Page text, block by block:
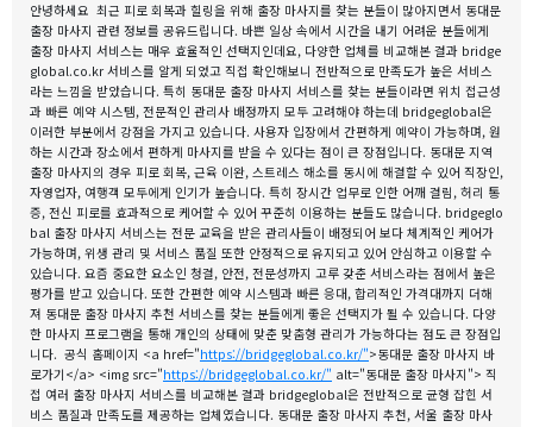
안녕하세요 최근 피로 회복과 힐링을 위해 출장 마사지를 찾는 분들이 많아지면서 동대문
출장 마사지 관련 정보를 공유드립니다. 바쁜 일상 속에서 시간을 내기 어려운 분들에게
출장 마사지 서비스는 매우 효율적인 선택지인데요, 다양한 업체를 비교해본 결과 bridge
global.co.kr 서비스를 알게 되었고 직접 확인해보니 전반적으로 만족도가 높은 서비스
라는 느낌을 받았습니다. 특히 동대문 출장 마사지 서비스를 찾는 분들이라면 위치 접근성
과 빠른 예약 시스템, 전문적인 관리사 배정까지 모두 고려해야 하는데 bridgeglobal은
이러한 부분에서 강점을 가지고 있습니다. 사용자 입장에서 간편하게 예약이 가능하며, 원
하는 시간과 장소에서 편하게 마사지를 받을 수 있다는 점이 큰 장점입니다. 동대문 지역
출장 마사지의 경우 피로 회복, 근육 이완, 스트레스 해소를 동시에 해결할 수 있어 직장인,
자영업자, 여행객 모두에게 인기가 높습니다. 특히 장시간 업무로 인한 어깨 결림, 허리 통
증, 전신 피로를 효과적으로 케어할 수 있어 꾸준히 이용하는 분들도 많습니다. bridgeglo
bal 출장 마사지 서비스는 전문 교육을 받은 관리사들이 배정되어 보다 체계적인 케어가
가능하며, 위생 관리 및 서비스 품질 또한 안정적으로 유지되고 있어 안심하고 이용할 수
있습니다. 요즘 중요한 요소인 청결, 안전, 전문성까지 고루 갖춘 서비스라는 점에서 높은
평가를 받고 있습니다. 또한 간편한 예약 시스템과 빠른 응대, 합리적인 가격대까지 더해
져 동대문 출장 마사지 추천 서비스를 찾는 분들에게 좋은 선택지가 될 수 있습니다. 다양
한 마사지 프로그램을 통해 개인의 상태에 맞춘 맞춤형 관리가 가능하다는 점도 큰 장점입
니다. 공식 홈페이지 <a href="https://bridgeglobal.co.kr/">동대문 출장 마사지 바
로가기</a> <img src="https://bridgeglobal.co.kr/" alt="동대문 출장 마사지"> 직
접 여러 출장 마사지 서비스를 비교해본 결과 bridgeglobal은 전반적으로 균형 잡힌 서
비스 품질과 만족도를 제공하는 업체였습니다. 동대문 출장 마사지 추천, 서울 출장 마사